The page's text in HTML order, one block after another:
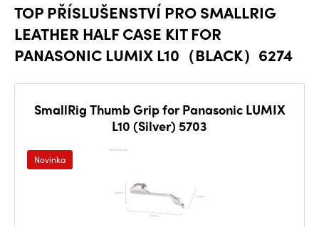
TOP PŘÍSLUŠENSTVÍ PRO SMALLRIG
LEATHER HALF CASE KIT FOR
PANASONIC LUMIX L10（BLACK）6274
SmallRig Thumb Grip for Panasonic LUMIX
L10 (Silver) 5703
Novinka